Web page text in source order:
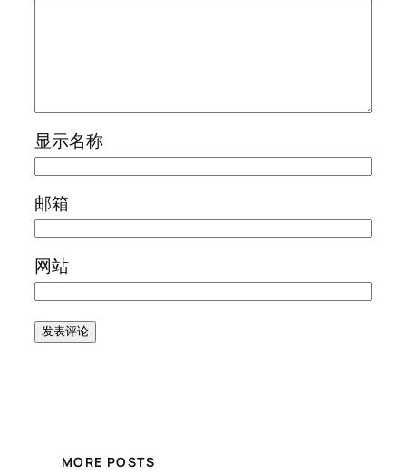
显示名称
邮箱
网站
MORE POSTS